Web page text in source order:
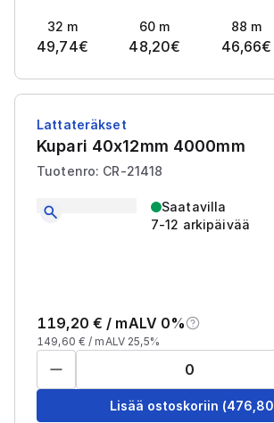
32 m
49,74€
60 m
48,20€
88 m
46,66€
Lattateräkset
Kupari 40x12mm 4000mm
Tuotenro: CR-21418
Saatavilla
7-12 arkipäivää
119,20 € / mALV 0%
149,60 € / mALV 25,5%
Lisää ostoskoriin (476,80